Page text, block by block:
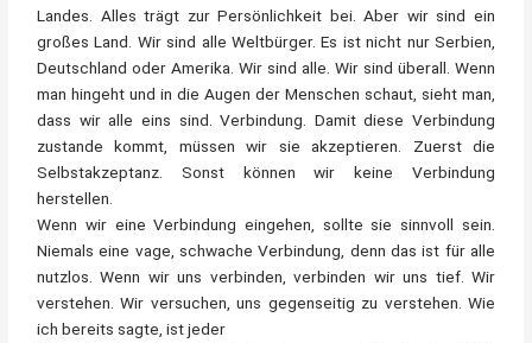
Landes. Alles trägt zur Persönlichkeit bei. Aber wir sind ein
großes Land. Wir sind alle Weltbürger. Es ist nicht nur Serbien,
Deutschland oder Amerika. Wir sind alle. Wir sind überall. Wenn
man hingeht und in die Augen der Menschen schaut, sieht man,
dass wir alle eins sind. Verbindung. Damit diese Verbindung
zustande kommt, müssen wir sie akzeptieren. Zuerst die
Selbstakzeptanz. Sonst können wir keine Verbindung
herstellen.
Wenn wir eine Verbindung eingehen, sollte sie sinnvoll sein.
Niemals eine vage, schwache Verbindung, denn das ist für alle
nutzlos. Wenn wir uns verbinden, verbinden wir uns tief. Wir
verstehen. Wir versuchen, uns gegenseitig zu verstehen. Wie
ich bereits sagte, ist jeder